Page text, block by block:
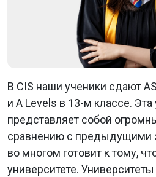
В CIS наши ученики сдают
и A Levels в 13-м классе. Эта
представляет собой
сравнению с предыдущими
во многом готовит к тому,
университете.